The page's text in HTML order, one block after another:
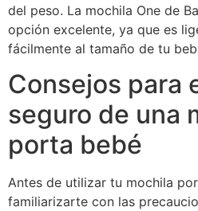
del peso. La mochila One de
opción excelente, ya que es
fácilmente al tamaño de tu
Consejos para
seguro de una
porta bebé
Antes de utilizar tu mochila
familiarizarte con las